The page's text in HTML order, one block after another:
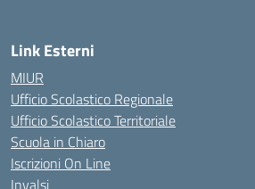
Link Esterni
MIUR
Ufficio Scolastico Regionale
Ufficio Scolastico Territoriale
Scuola in Chiaro
Iscrizioni On Line
Invalsi